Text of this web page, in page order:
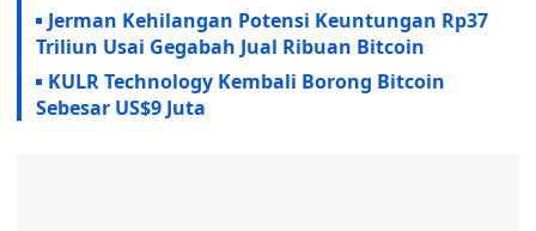
Jerman Kehilangan Potensi Keuntungan Rp37
Triliun Usai Gegabah Jual Ribuan Bitcoin
KULR Technology Kembali Borong Bitcoin
Sebesar US$9 Juta